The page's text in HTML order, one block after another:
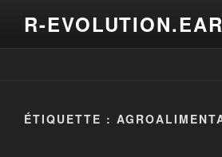
R-
ÉTIQUETTE :